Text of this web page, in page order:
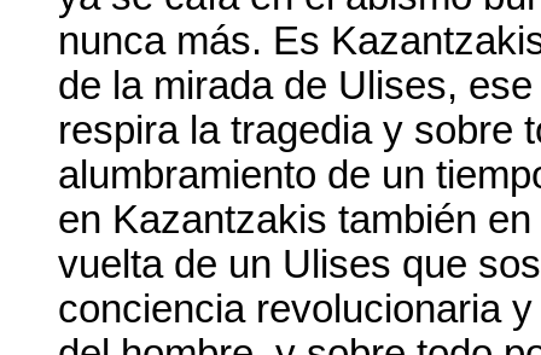
nunca más. Es
de la mirada de Ulises,
respira la tragedia y sobre
alumbramiento de un
en Kazantzakis también
vuelta de un Ulises que
conciencia revolucionaria